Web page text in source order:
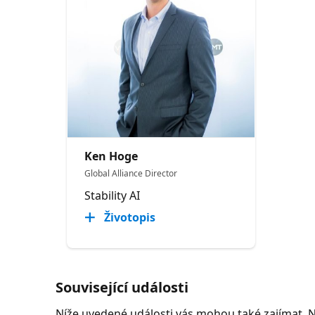
Ken Hoge
Global Alliance Director
Stability AI
Životopis
Související události